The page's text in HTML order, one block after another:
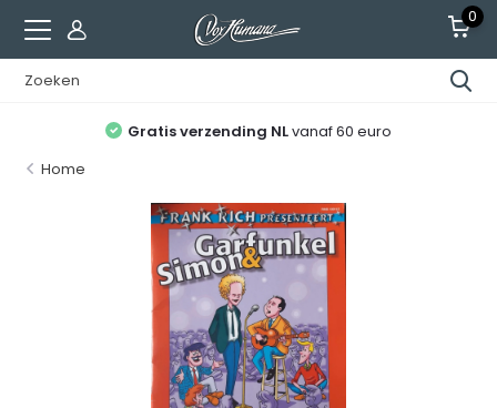
0
Gratis verzending NLvanaf 60 euro
Home